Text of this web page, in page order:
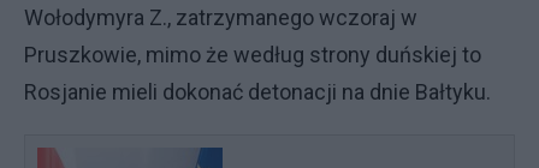
Wołodymyra Z., zatrzymanego wczoraj w
Pruszkowie, mimo że według strony duńskiej to
Rosjanie mieli dokonać detonacji na dnie Bałtyku.